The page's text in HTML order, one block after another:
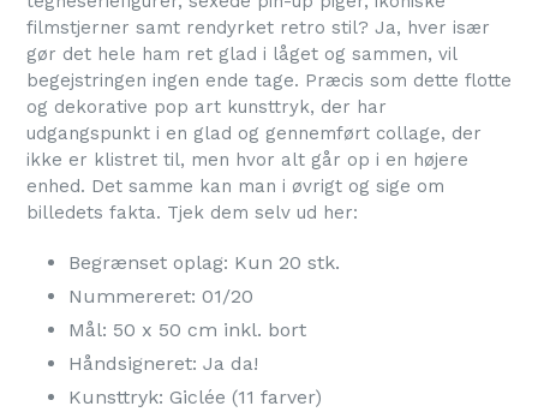
filmstjerner samt rendyrket retro stil? Ja, hver især
gør det hele ham ret glad i låget og sammen, vil
begejstringen ingen ende tage. Præcis som dette flotte
og dekorative pop art kunsttryk, der har
udgangspunkt i en glad og gennemført collage, der
ikke er klistret til, men hvor alt går op i en højere
enhed. Det samme kan man i øvrigt og sige om
billedets fakta. Tjek dem selv ud her:
Begrænset oplag: Kun 20 stk.
Nummereret: 01/20
Mål: 50 x 50 cm inkl. bort
Håndsigneret: Ja da!
Kunsttryk: Giclée (11 farver)